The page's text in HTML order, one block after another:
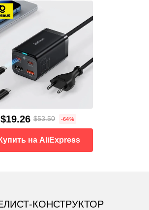
$19.26 $53.50 -64%
Купить на AliExpress
КОНСТРУКТОР